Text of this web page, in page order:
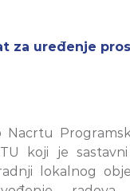
za uređenje
Nacrtu
koji je
lokalnog